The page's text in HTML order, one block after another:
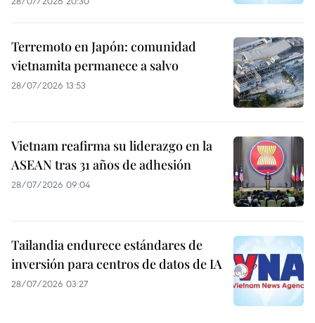
Terremoto en Japón: comunidad
vietnamita permanece a salvo
28/07/2026 13:53
Vietnam reafirma su liderazgo en la
ASEAN tras 31 años de adhesión
28/07/2026 09:04
Tailandia endurece estándares de
inversión para centros de datos de IA
28/07/2026 03:27